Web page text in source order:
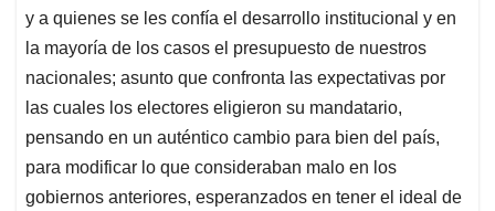
y a quienes se les confía el desarrollo institucional y en
la mayoría de los casos el presupuesto de nuestros
nacionales; asunto que confronta las expectativas por
las cuales los electores eligieron su mandatario,
pensando en un auténtico cambio para bien del país,
para modificar lo que consideraban malo en los
gobiernos anteriores, esperanzados en tener el ideal de